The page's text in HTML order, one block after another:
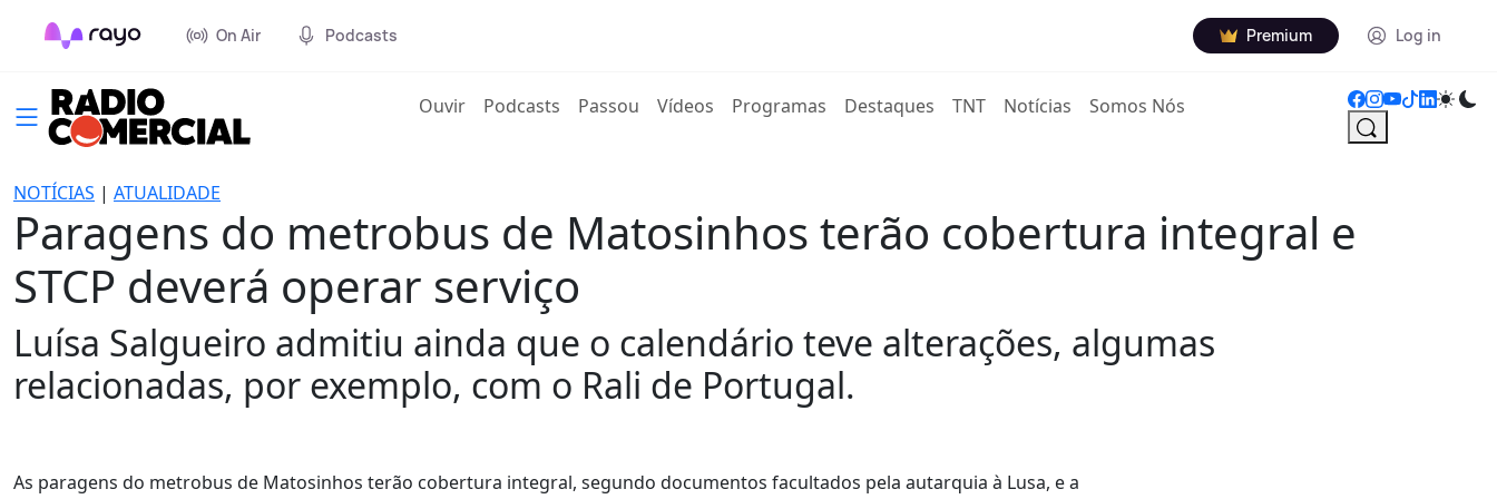
On Air Podcasts Premium Log in
Ouvir(current)
Podcasts Passou Vídeos Programas Destaques TNT Notícias Somos Nós
NOTÍCIAS | ATUALIDADE
Paragens do metrobus de Matosinhos terão cobertura integral e
STCP deverá operar serviço
Luísa Salgueiro admitiu ainda que o calendário teve alterações, algumas
relacionadas, por exemplo, com o Rali de Portugal.
As paragens do metrobus de Matosinhos terão cobertura integral, segundo documentos facultados pela autarquia à Lusa, e a